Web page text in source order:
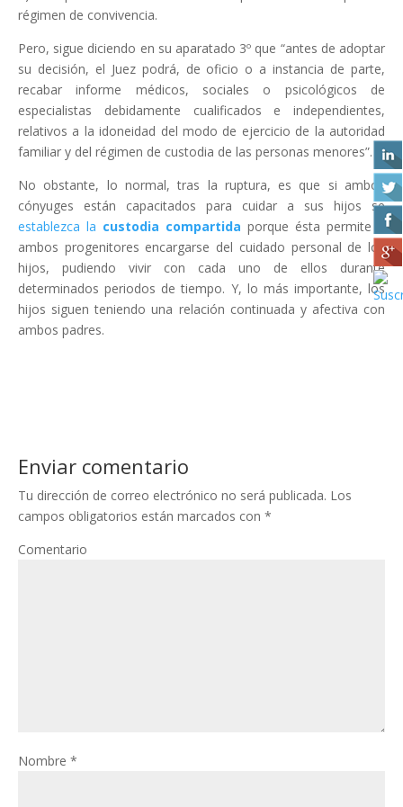
régimen de convivencia.
Pero, sigue diciendo en su aparatado 3º que “antes de adoptar
su decisión, el Juez podrá, de oficio o a instancia de parte,
recabar informe médicos, sociales o psicológicos de
especialistas debidamente cualificados e independientes,
relativos a la idoneidad del modo de ejercicio de la autoridad
familiar y del régimen de custodia de las personas menores”.
No obstante, lo normal, tras la ruptura, es que si ambos
cónyuges están capacitados para cuidar a sus hijos se
establezca la custodia compartida porque ésta permite a
ambos progenitores encargarse del cuidado personal de los
hijos, pudiendo vivir con cada uno de ellos durante
determinados periodos de tiempo. Y, lo más importante, los
hijos siguen teniendo una relación continuada y afectiva con
ambos padres.
Enviar comentario
Tu dirección de correo electrónico no será publicada. Los
campos obligatorios están marcados con *
Comentario
Nombre *